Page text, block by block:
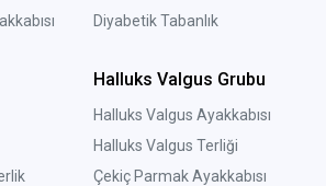
Diyabetik Tabanlık
Halluks Valgus Grubu
Halluks Valgus Ayakkabısı
Halluks Valgus Terliği
Çekiç Parmak Ayakkabısı